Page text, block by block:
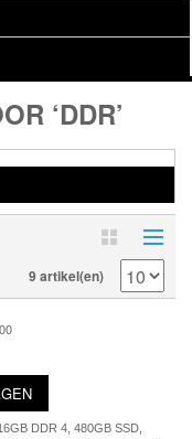
‘DDR’
9 artikel(en)
DDR 4, 480GB SSD,